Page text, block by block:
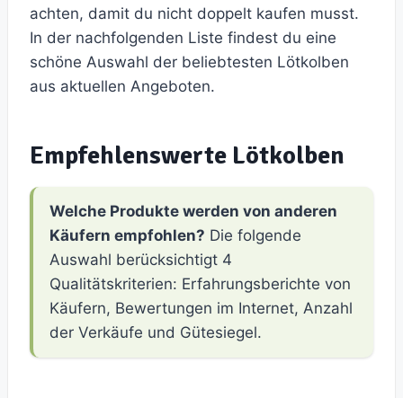
achten, damit du nicht doppelt kaufen musst.
In der nachfolgenden Liste findest du eine
schöne Auswahl der beliebtesten Lötkolben
aus aktuellen Angeboten.
Empfehlenswerte Lötkolben
Welche Produkte werden von anderen
Käufern empfohlen? Die folgende
Auswahl berücksichtigt 4
Qualitätskriterien: Erfahrungsberichte von
Käufern, Bewertungen im Internet, Anzahl
der Verkäufe und Gütesiegel.